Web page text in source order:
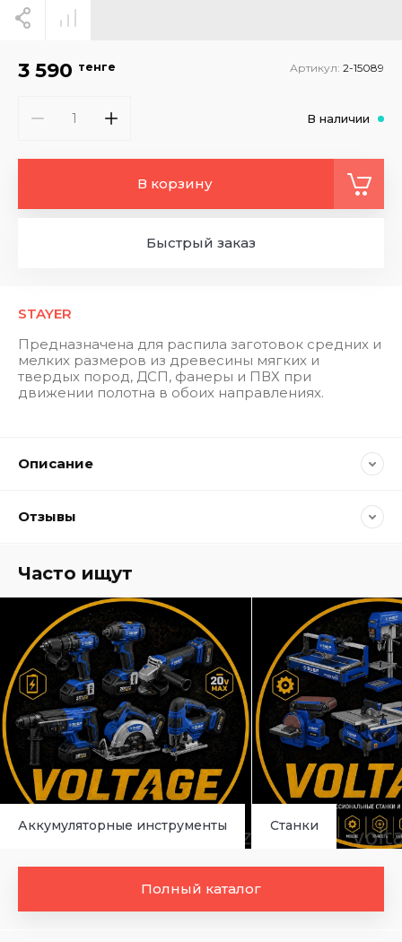
STAYER
Предназначена для распила заготовок средних и
мелких размеров из древесины мягких и
твердых пород, ДСП, фанеры и ПВХ при
движении полотна в обоих направлениях.
3 590 тенге Артикул: 2-15089
В наличии
В корзину
Быстрый заказ
Описание
Отзывы
Часто ищут
Аккумуляторные инструменты Станки
Полный каталог